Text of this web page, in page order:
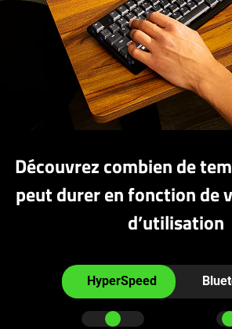
Découvrez combien de
peut durer en fonction de
d’utilisation
HyperSpeed